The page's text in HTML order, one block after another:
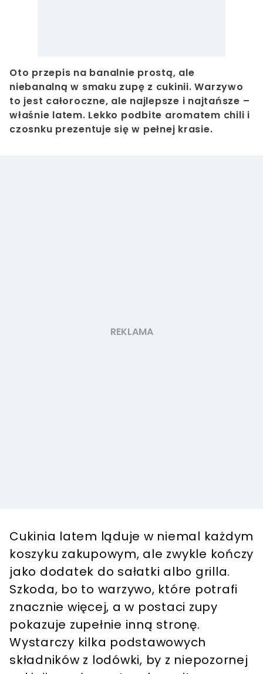
Oto przepis na banalnie prostą, ale
niebanalną w smaku zupę z cukinii. Warzywo
to jest całoroczne, ale najlepsze i najtańsze –
właśnie latem. Lekko podbite aromatem chili i
czosnku prezentuje się w pełnej krasie.
Cukinia latem ląduje w niemal każdym
koszyku zakupowym, ale zwykle kończy
jako dodatek do sałatki albo grilla.
Szkoda, bo to warzywo, które potrafi
znacznie więcej, a w postaci zupy
pokazuje zupełnie inną stronę.
Wystarczy kilka podstawowych
składników z lodówki, by z niepozornej